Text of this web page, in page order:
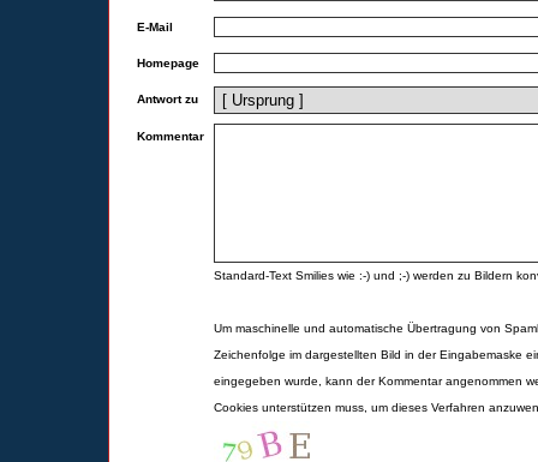
E-Mail
Homepage
Antwort zu
Kommentar
Standard-Text Smilies wie :-) und ;-) werden zu Bildern
Um maschinelle und automatische Übertragung von
Zeichenfolge im dargestellten Bild in der Eingabemaske
eingegeben wurde, kann der Kommentar angenommen
Cookies unterstützen muss, um dieses Verfahren